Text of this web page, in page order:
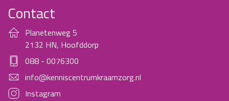
Contact
Planetenweg 5
2132 HN, Hoofddorp
088 - 0076300
info@kenniscentrumkraamzorg.nl
Instagram